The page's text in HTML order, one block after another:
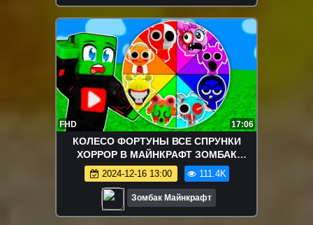
FHD 17:06
КОЛЕСО ФОРТУНЫ ВСЕ СПРУНКИ
ХОРРОР В МАЙНКРАФТ ЗОМБАК
СПРАНКИ
2024-12-16 13:00 111.4K
Зомбак Майнкрафт